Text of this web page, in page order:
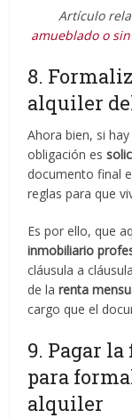
Artículo
amueblado o
8.
alquiler
Ahora bien, si
obligación es
documento final
reglas para que
Es por ello, que
inmobiliario
cláusula a
de larenta
cargo que el
9. Pagar
para
alquiler